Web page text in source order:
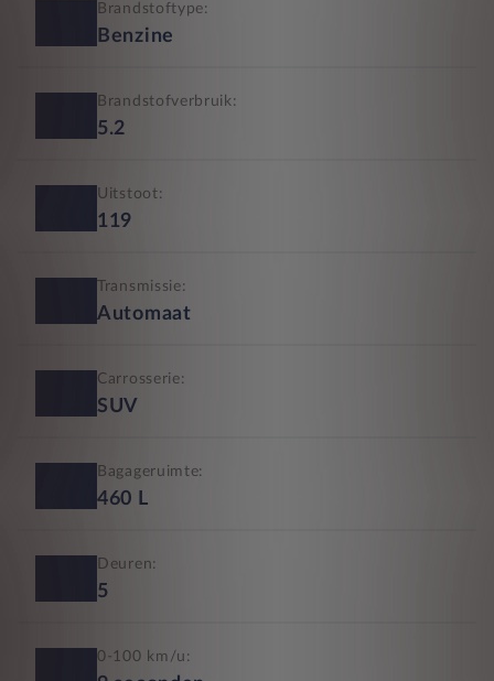
Brandstoftype:
Benzine
Brandstofverbruik:
5.2
Uitstoot:
119
Transmissie:
Automaat
Carrosserie:
SUV
Bagageruimte:
460 L
Deuren:
5
0-100 km/u: